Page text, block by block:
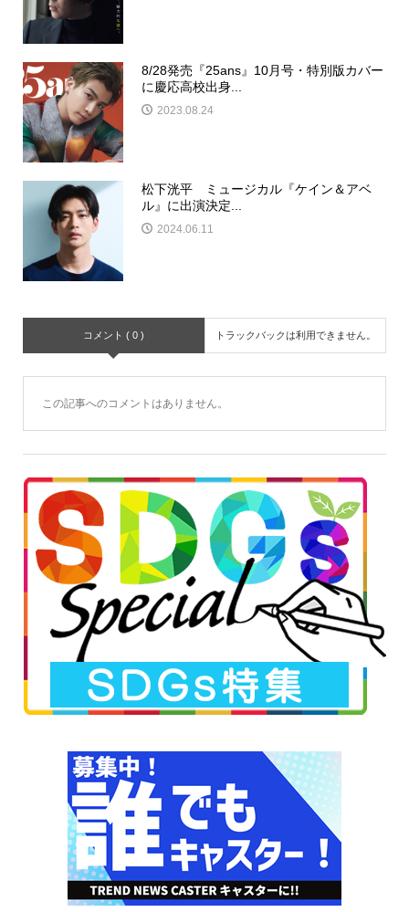
8/28発売『25ans』10月号・特別版カバー
に慶応高校出身...
2023.08.24
松下洸平 ミュージカル『ケイン＆アベ
ル』に出演決定...
2024.06.11
コメント ( 0 ) トラックバックは利用できません。
この記事へのコメントはありません。